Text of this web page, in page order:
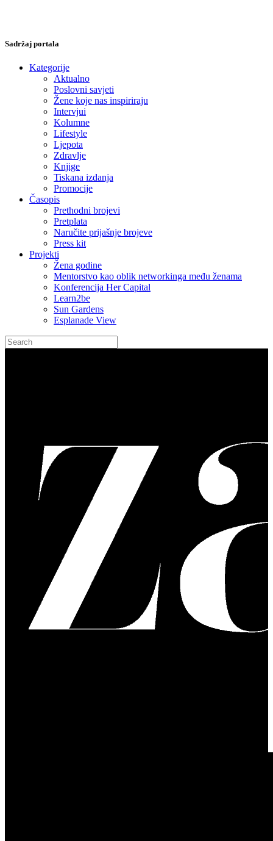
Sadržaj portala
Kategorije
Aktualno
Poslovni savjeti
Žene koje nas inspiriraju
Intervjui
Kolumne
Lifestyle
Ljepota
Zdravlje
Knjige
Tiskana izdanja
Promocije
Časopis
Prethodni brojevi
Pretplata
Naručite prijašnje brojeve
Press kit
Projekti
Žena godine
Mentorstvo kao oblik networkinga među ženama
Konferencija Her Capital
Learn2be
Sun Gardens
Esplanade View